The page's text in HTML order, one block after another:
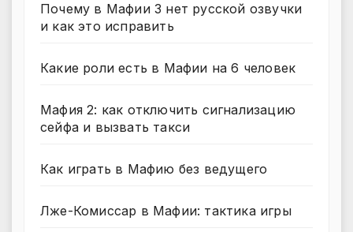
Почему в Мафии 3 нет русской озвучки
и как это исправить
Какие роли есть в Мафии на 6 человек
Мафия 2: как отключить сигнализацию
сейфа и вызвать такси
Как играть в Мафию без ведущего
Лже-Комиссар в Мафии: тактика игры